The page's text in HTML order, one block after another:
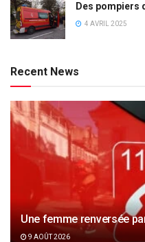
Des pompiers
4 AVRIL 2025
Recent News
Une femme renversée
9 AOÛT 2026